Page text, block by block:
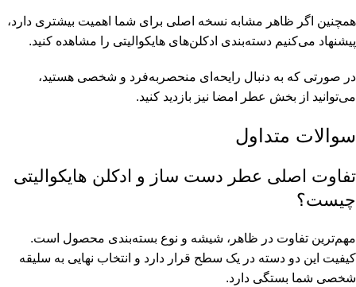
همچنین اگر ظاهر مشابه نسخه اصلی برای شما اهمیت بیشتری دارد،
پیشنهاد می‌کنیم دسته‌بندی ادکلن‌های هایکوالیتی را مشاهده کنید.
در صورتی که به دنبال رایحه‌ای منحصربه‌فرد و شخصی هستید،
می‌توانید از بخش عطر امضا نیز بازدید کنید.
سوالات متداول
تفاوت اصلی عطر دست ساز و ادکلن هایکوالیتی
چیست؟
مهم‌ترین تفاوت در ظاهر، شیشه و نوع بسته‌بندی محصول است.
کیفیت این دو دسته در یک سطح قرار دارد و انتخاب نهایی به سلیقه
شخصی شما بستگی دارد.